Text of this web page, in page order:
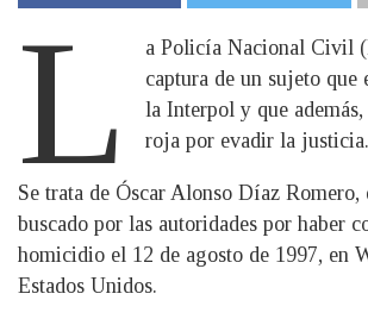
L
a Policía Nacional Civil
captura de un sujeto que
la Interpol y que
roja por evadir la justicia.
Se trata de Óscar Alonso Díaz Romero,
buscado por las autoridades por haber
homicidio el 12 de agosto de 1997, en
Estados Unidos.